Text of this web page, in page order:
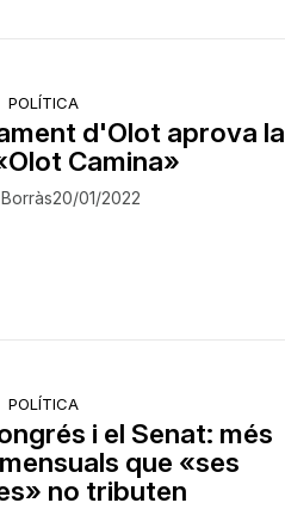
POLÍTICA
d'Olot aprova la
Camina»
20/01/2022
POLÍTICA
i el Senat: més
que «ses
no tributen